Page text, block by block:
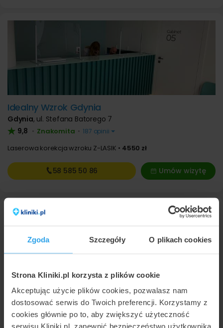
Zgoda Szczegóły O plikach cookies
Strona Kliniki.pl korzysta z plików cookie
Akceptując użycie plików cookies, pozwalasz nam
dostosować serwis do Twoich preferencji. Korzystamy z
cookies głównie po to, aby zwiększyć użyteczność
serwisu Kliniki.pl, zapewnić bezpieczeństwo użytkownika
Idealny Wzrok Gdynia
Gdynia, ul. Stefana Batorego 7
9,8 • Znakomita • 187 opinii
Laserowa korekcja wzroku Z-LASIK 4550 zł
Umów wizytę
58 585 50 86
Idealny Wzrok Warszawa
Warszawa,ul. Rondo ONZ 1
7,9•Dobra•237 opinii